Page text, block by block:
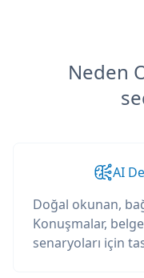
Neden
AI
Doğal okunan,
Konuşmalar,
senaryoları için